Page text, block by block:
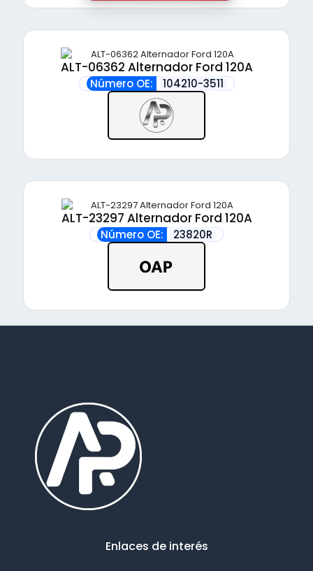
ALT-06362 Alternador Ford 120A
Número OE: 104210-3511
ALT-23297 Alternador Ford 120A
Número OE: 23820R
Enlaces de interés